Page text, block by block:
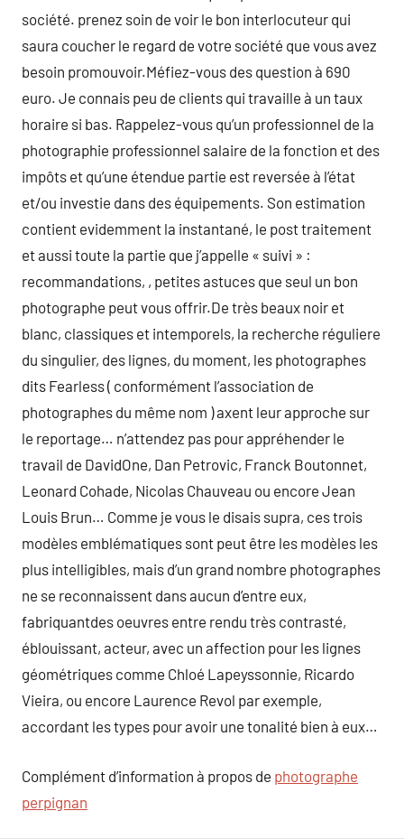
société. prenez soin de voir le bon interlocuteur qui
saura coucher le regard de votre société que vous avez
besoin promouvoir.Méfiez-vous des question à 690
euro. Je connais peu de clients qui travaille à un taux
horaire si bas. Rappelez-vous qu’un professionnel de la
photographie professionnel salaire de la fonction et des
impôts et qu’une étendue partie est reversée à l’état
et/ou investie dans des équipements. Son estimation
contient evidemment la instantané, le post traitement
et aussi toute la partie que j’appelle « suivi » :
recommandations, , petites astuces que seul un bon
photographe peut vous offrir.De très beaux noir et
blanc, classiques et intemporels, la recherche réguliere
du singulier, des lignes, du moment, les photographes
dits Fearless ( conformément l’association de
photographes du même nom ) axent leur approche sur
le reportage… n’attendez pas pour appréhender le
travail de DavidOne, Dan Petrovic, Franck Boutonnet,
Leonard Cohade, Nicolas Chauveau ou encore Jean
Louis Brun… Comme je vous le disais supra, ces trois
modèles emblématiques sont peut être les modèles les
plus intelligibles, mais d’un grand nombre photographes
ne se reconnaissent dans aucun d’entre eux,
fabriquantdes oeuvres entre rendu très contrasté,
éblouissant, acteur, avec un affection pour les lignes
géométriques comme Chloé Lapeyssonnie, Ricardo
Vieira, ou encore Laurence Revol par exemple,
accordant les types pour avoir une tonalité bien à eux…
Complément d’information à propos de photographe
perpignan